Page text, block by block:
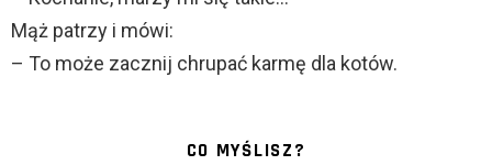
Mąż patrzy i mówi:
– To może zacznij chrupać karmę dla kotów.
CO MYŚLISZ?